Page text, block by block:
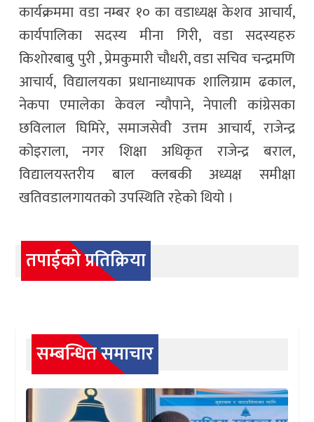
कार्यक्रममा वडा नम्बर १० का वडाध्यक्ष केशव आचार्य,
कार्यपालिका सदस्य मीना गिरी, वडा सदस्यहरु
किशोरबाबु पुरी , प्रेमकुमारी चौधरी, वडा सचिव चन्द्रमणि
आचार्य, विद्यालयका प्रधानाध्यापक शालिग्राम ढकाल,
नेकपा एमालेका केवल न्यौपाने, नेपाली कांग्रेसका
छविलाल घिमिरे, समाजसेवी उत्तम आचार्य, राजेन्द्र
कोइराला, नगर शिक्षा अधिकृत राजेन्द्र बराल,
विद्यालयस्तरीय बाल क्लबकी अध्यक्ष समीक्षा
खतिवडालगायतको उपस्थिति रहेको थियो ।
तपाईको प्रतिक्रिया
सम्बन्धित समाचार